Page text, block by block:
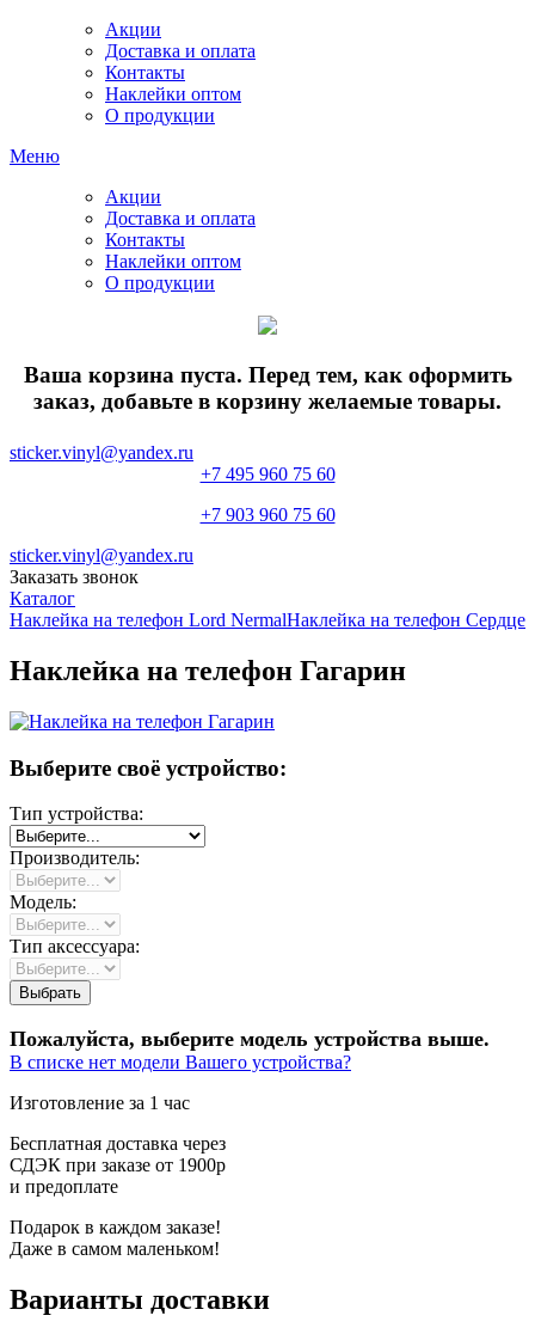
Акции
Доставка и оплата
Контакты
Наклейки оптом
О продукции
Меню
Акции
Доставка и оплата
Контакты
Наклейки оптом
О продукции
Ваша корзина пуста. Перед тем, как оформить
заказ, добавьте в корзину желаемые товары.
sticker.vinyl@yandex.ru
+7 495 960 75 60
+7 903 960 75 60
sticker.vinyl@yandex.ru
Заказать звонок
Каталог
Наклейка на телефон Lord NermalНаклейка на телефон Сердце
Наклейка на телефон Гагарин
Выберите своё устройство:
Тип устройства:
Производитель:
Модель:
Тип аксессуара:
Пожалуйста, выберите модель устройства выше.
В списке нет модели Вашего устройства?
Изготовление за 1 час
Бесплатная доставка через
СДЭК при заказе от 1900р
и предоплате
Подарок в каждом заказе!
Даже в самом маленьком!
Варианты доставки